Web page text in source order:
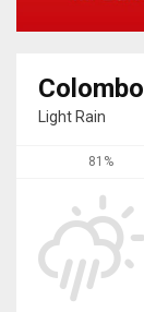
Colombo
Light Rain
81%